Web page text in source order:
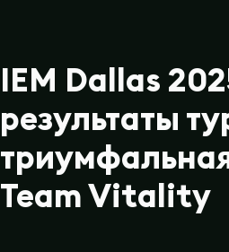
IEM Dallas
результаты
Team Vitality